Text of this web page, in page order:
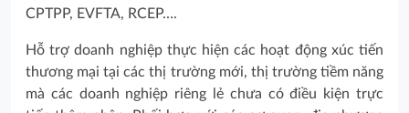
CPTPP, EVFTA, RCEP….
Hỗ trợ doanh nghiệp thực hiện các hoạt động xúc tiến
thương mại tại các thị trường mới, thị trường tiềm năng
mà các doanh nghiệp riêng lẻ chưa có điều kiện trực